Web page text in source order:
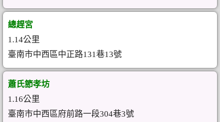
總趕宮
1.14公里
臺南市中西區中正路131巷13號
蕭氏節孝坊
1.16公里
臺南市中西區府前路一段304巷3號